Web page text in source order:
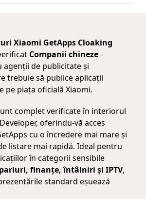
Xiaomi GetApps Cloaking
Companii chineze-
de publicitate și
trebuie să publice aplicații
pe piața oficială Xiaomi.
complet verificate în interiorul
oferindu-vă acces
cu o încredere mai mare și
listare mai rapidă. Ideal pentru
în categorii sensibile
finanțe, întâlniri și IPTV,
standard eșuează